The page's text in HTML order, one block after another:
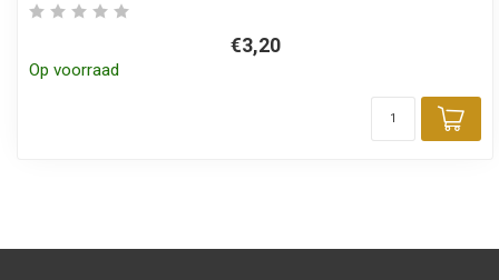
€3,20
Op voorraad